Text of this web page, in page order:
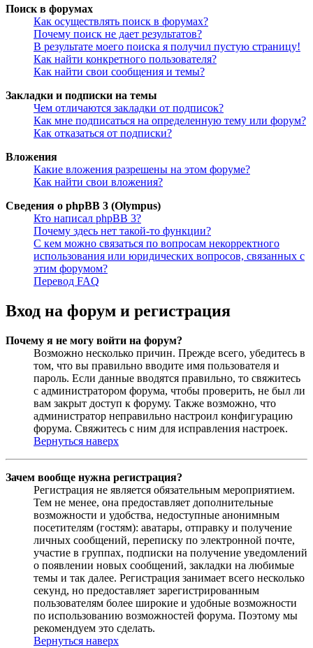
Поиск в форумах
Как осуществлять поиск в форумах?
Почему поиск не дает результатов?
В результате моего поиска я получил пустую страницу!
Как найти конкретного пользователя?
Как найти свои сообщения и темы?
Закладки и подписки на темы
Чем отличаются закладки от подписок?
Как мне подписаться на определенную тему или форум?
Как отказаться от подписки?
Вложения
Какие вложения разрешены на этом форуме?
Как найти свои вложения?
Сведения о phpBB 3 (Olympus)
Кто написал phpBB 3?
Почему здесь нет такой-то функции?
С кем можно связаться по вопросам некорректного
использования или юридических вопросов, связанных с
этим форумом?
Перевод FAQ
Вход на форум и регистрация
Почему я не могу войти на форум?
Возможно несколько причин. Прежде всего, убедитесь в
том, что вы правильно вводите имя пользователя и
пароль. Если данные вводятся правильно, то свяжитесь
с администратором форума, чтобы проверить, не был ли
вам закрыт доступ к форуму. Также возможно, что
администратор неправильно настроил конфигурацию
форума. Свяжитесь с ним для исправления настроек.
Вернуться наверх
Зачем вообще нужна регистрация?
Регистрация не является обязательным мероприятием.
Тем не менее, она предоставляет дополнительные
возможности и удобства, недоступные анонимным
посетителям (гостям): аватары, отправку и получение
личных сообщений, переписку по электронной почте,
участие в группах, подписки на получение уведомлений
о появлении новых сообщений, закладки на любимые
темы и так далее. Регистрация занимает всего несколько
секунд, но предоставляет зарегистрированным
пользователям более широкие и удобные возможности
по использованию возможностей форума. Поэтому мы
рекомендуем это сделать.
Вернуться наверх